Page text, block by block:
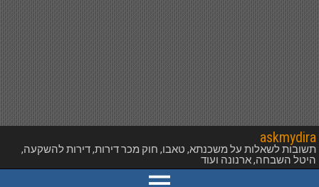
askmydira
תשובות לשאלות על משכנתא, טאבו, חוק מכר דירות, דירות להשקעה,
היטל השבחה, ארנונה ועוד